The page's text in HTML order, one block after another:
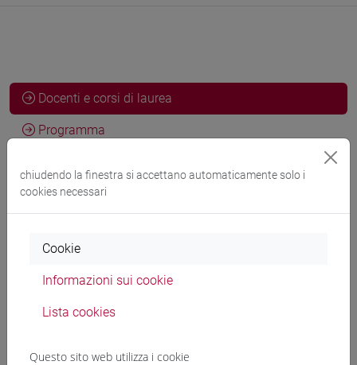
Docenti e corsi di laurea
Programma
Docenti
RIZZI Alessandra
chiudendo la finestra si accettano automaticamente solo i
cookies necessari
Cookie
Informazioni sui cookie
Lista cookies
Questo sito web utilizza i cookie